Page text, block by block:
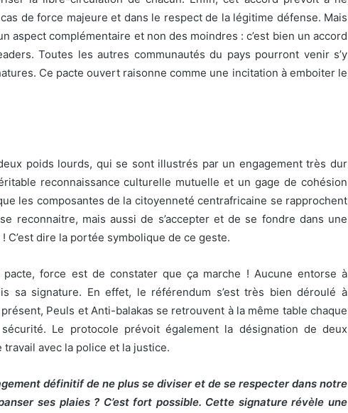
de force majeure et dans le respect de la légitime défense. Mais
aspect complémentaire et non des moindres : c’est bien un accord
Toutes les autres communautés du pays pourront venir s’y
Ce pacte ouvert raisonne comme une incitation à emboiter le
poids lourds, qui se sont illustrés par un engagement très dur
reconnaissance culturelle mutuelle et un gage de cohésion
les composantes de la citoyenneté centrafricaine se rapprochent
reconnaitre, mais aussi de s’accepter et de se fondre dans une
dire la portée symbolique de ce geste.
force est de constater que ça marche ! Aucune entorse à
sa signature. En effet, le référendum s’est très bien déroulé à
Peuls et Anti-balakas se retrouvent à la même table chaque
Le protocole prévoit également la désignation de deux
avec la police et la justice.
définitif de ne plus se diviser et de se respecter dans notre
ses plaies ? C’est fort possible. Cette signature révèle une